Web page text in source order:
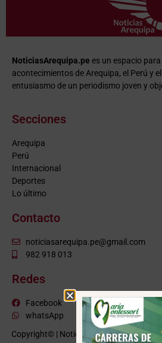
NoticiasArequipa.pe es un espacio
acontecimientos de Arequipa, el Perú y
entusiasmo de un periodismo joven y
Secciones
Arequipa
Perú
Internacional
Deportes
Lo último
Contacto
noticiasarequipa.pe@gmail.com
982 918 013
Redes
Facebook
whatsApp
Copyright© | NoticiasArequipa.pe |